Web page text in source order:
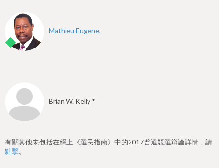
Mathieu Eugene,
Brian W. Kelly *
有關其他未包括在網上《選民指南》中的2017普選競選辯論詳情，請
點擊。